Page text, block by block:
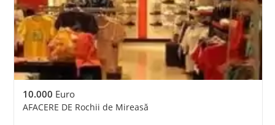
10.000 Euro
AFACERE DE Rochii de Mireasă